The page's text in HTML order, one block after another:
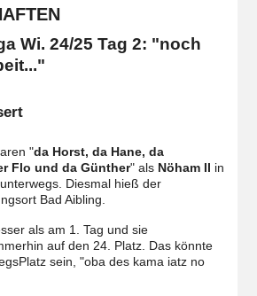
Wi. 24/25 Tag 2: "noch
"da Horst, da Hane, da
Flo und da Günther" als Nöham II in
Diesmal hieß der
Bad Aibling.
als am 1. Tag und sie
auf den 24. Platz. Das könnte
sein, "oba des kama iatz no